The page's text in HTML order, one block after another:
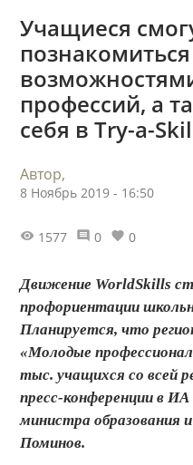
Учащиеся
познакомиться
профессий, а
себя в Try-a-
Автор,
8 Ноябрь 2019 - 16:50
1577 0 0
Движение WorldSkills
профориентации
Планируется, что
«Молодые
тыс. учащихся со всей
пресс-конференции в
министра образования
Поминов.